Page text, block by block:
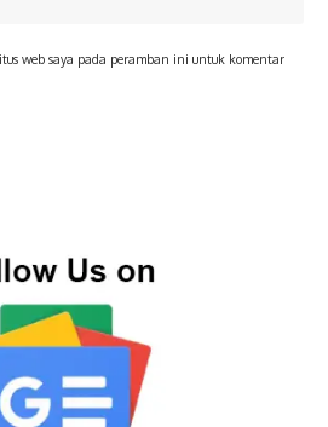
web saya pada peramban ini untuk komentar